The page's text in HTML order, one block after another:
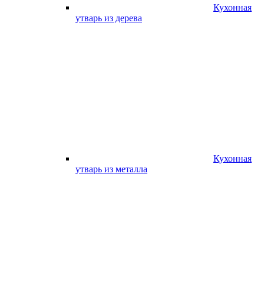
Кухонная
утварь из дерева
Кухонная
утварь из металла